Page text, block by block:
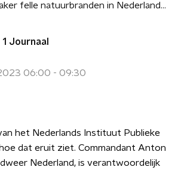
Vaker felle natuurbranden in Nederland, waarschuwen deskundigen
1 Journaal
06:00 - 09:30
het Nederlands Instituut Publieke
dat eruit ziet. Commandant Anton
Nederland, is verantwoordelijk